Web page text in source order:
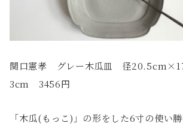
関口憲孝 グレー木瓜皿 径
3cm 3456円
「木瓜(もっこ)」の形をした6寸の使い